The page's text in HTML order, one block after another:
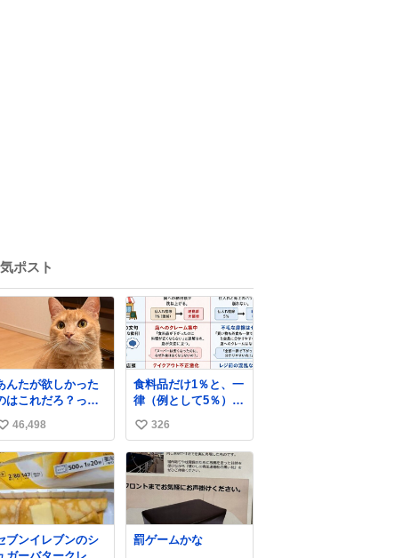
ポスト
んたが欲しかった
はこれだろ？って
って押してくれた
手形がコチラ
い
46,498
食料品だけ1％と、一
律（例として5％）の
比較表を作ってみま
した。 参考になるか
と思います。
い
い
ね
数
326
ブンイレブンのシ
罰ゲームかな